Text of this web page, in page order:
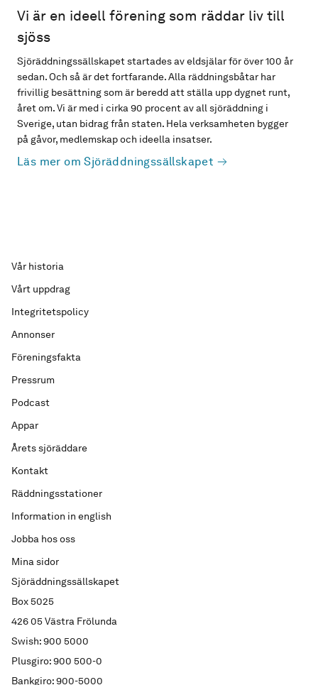
Vi är en ideell förening som räddar liv till
sjöss
Sjöräddningssällskapet startades av eldsjälar för över 100 år
sedan. Och så är det fortfarande. Alla räddningsbåtar har
frivillig besättning som är beredd att ställa upp dygnet runt,
året om. Vi är med i cirka 90 procent av all sjöräddning i
Sverige, utan bidrag från staten. Hela verksamheten bygger
på gåvor, medlemskap och ideella insatser.
Läs mer om Sjöräddningssällskapet
Sjöräddningssällskapet
Box 5025
426 05 Västra Frölunda
Swish: 900 5000
Plusgiro: 900 500-0
Bankgiro: 900-5000
Vår historia
Vårt uppdrag
Integritetspolicy
Annonser
Föreningsfakta
Pressrum
Podcast
Appar
Årets sjöräddare
Kontakt
Räddningsstationer
Information in english
Jobba hos oss
Mina sidor